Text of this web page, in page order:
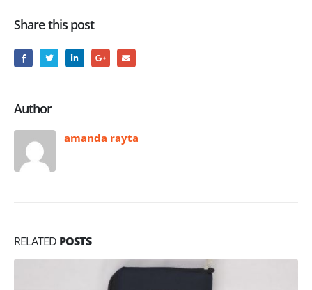
Share this post
Author
amanda rayta
RELATED POSTS